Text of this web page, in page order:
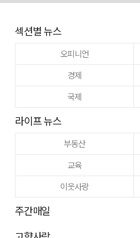
섹션별 뉴스
오피니언
경제
국제
라이프 뉴스
부동산
교육
이웃사랑
주간매일